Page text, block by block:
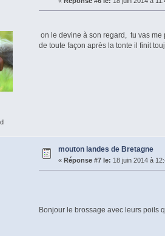
on le devine à son regard, tu vas
de toute façon après la tonte il finit
mouton landes de Bretagne
« Réponse #7 le: 18 juin 2014 à
Bonjour le brossage avec leurs poils